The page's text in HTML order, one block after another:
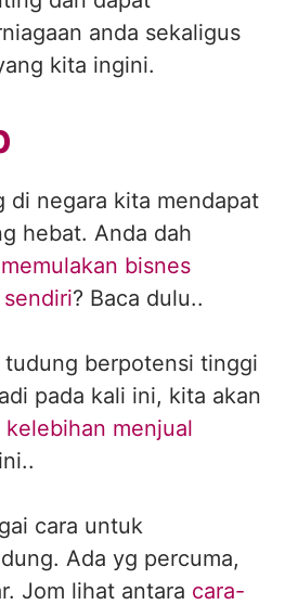
anda sekaligus
kita ingini.
di negara kita mendapat
hebat. Anda dah
bisnes
? Baca dulu..
tudung berpotensi tinggi
pada kali ini, kita akan
kelebihan menjual
cara untuk
Ada yg percuma,
Jom lihat antara cara-